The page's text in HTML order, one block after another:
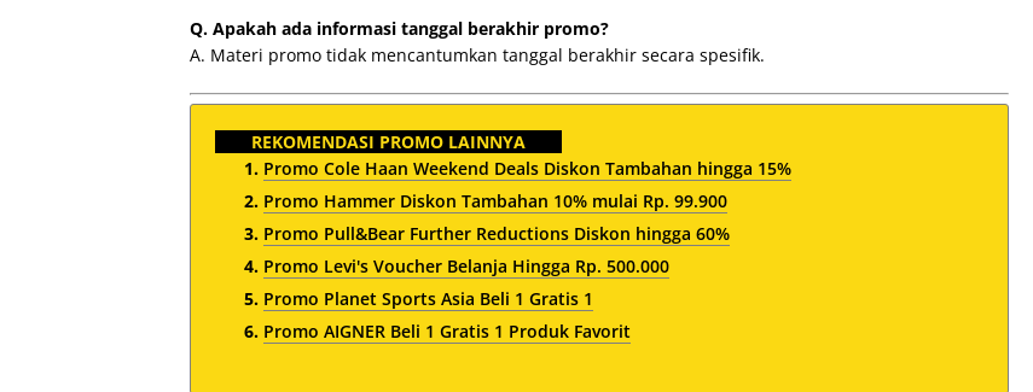
Q. Apakah ada informasi tanggal berakhir promo?
A. Materi promo tidak mencantumkan tanggal berakhir secara spesifik.
REKOMENDASI PROMO LAINNYA
Promo Cole Haan Weekend Deals Diskon Tambahan hingga 15%
Promo Hammer Diskon Tambahan 10% mulai Rp. 99.900
Promo Pull&Bear Further Reductions Diskon hingga 60%
Promo Levi's Voucher Belanja Hingga Rp. 500.000
Promo Planet Sports Asia Beli 1 Gratis 1
Promo AIGNER Beli 1 Gratis 1 Produk Favorit